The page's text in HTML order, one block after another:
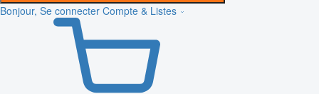
Bonjour, Se connecter Compte & Listes